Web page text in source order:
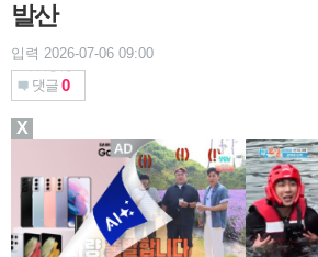
발산
입력 2026-07-06 09:00
댓글 0
X